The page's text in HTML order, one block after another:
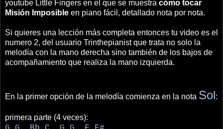
youtube Little Fingers en el que se muestra cómo tocar
Misión Imposible en piano fácil, detallado nota por nota.
Si quieres una lección más completa entonces tu video es el
numero 2, del usuario Trinthepianist que trata no solo la
melodía con la mano derecha sino también de los bajos de
acompañamiento que realiza la mano izquierda.
En la primer opción de la melodía comienza en la nota Sol:
primera parte (4 veces):